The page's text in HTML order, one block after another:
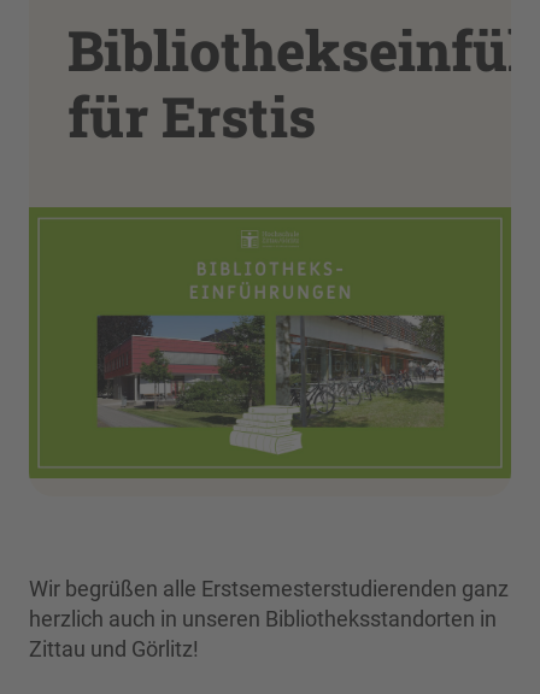
für Erstis
Wir begrüßen alle Erstsemesterstudierenden ganz
herzlich auch in unseren Bibliotheksstandorten in
Zittau und Görlitz!